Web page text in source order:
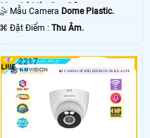
30m Có Màu Ban Ðêm.
🤹 Mẫu Camera Dome Plastic.
️⌘ Đặt Điểm :Thu Âm.
2217